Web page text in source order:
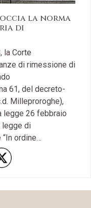
la norma
di
la Corte
di rimessione di
61, del decreto-
Milleproroghe),
legge 26 febbraio
legge di
ordine…